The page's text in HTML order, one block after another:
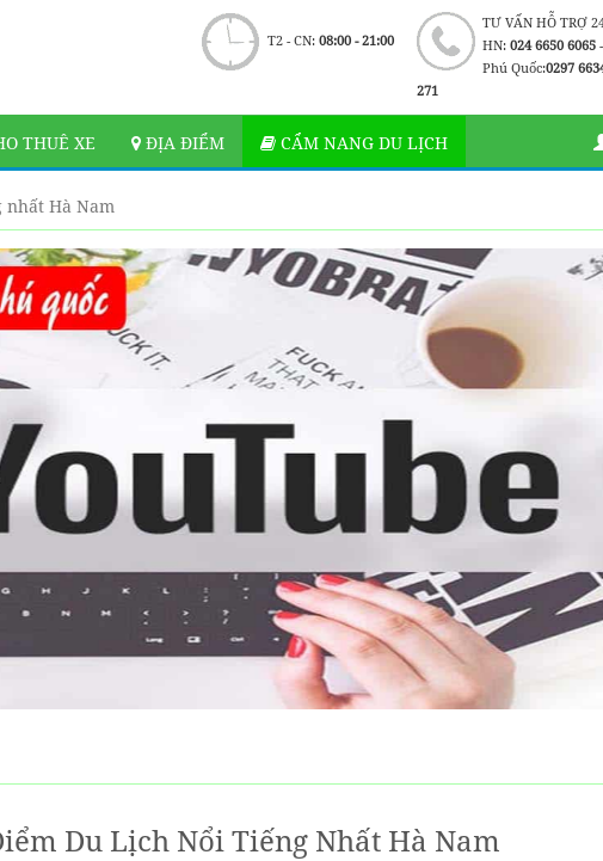
TƯ VẤN HỖ TRỢ
HN: 024 6650 6065-
Phú Quốc:0297
271
T2 - CN: 08:00 - 21:00
THUÊ XE ĐỊA ĐIỂM CẨM NANG DU LỊCH
nhất Hà Nam
Du Lịch Nổi Tiếng Nhất Hà Nam